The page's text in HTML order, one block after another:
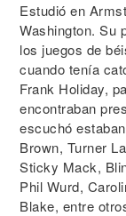
Estudió en
Washington. Su
los juegos de
cuando tenía
Frank Holiday,
encontraban
escuchó
Brown, Turner
Sticky Mack,
Phil Wurd,
Blake, entre